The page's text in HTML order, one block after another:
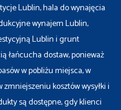
Lublin, hala do wynajęcia
wynajem Lublin,
Lublin i grunt
łańcucha dostaw, ponieważ
w pobliżu miejsca, w
kosztów wysyłki i
są dostępne, gdy klienci